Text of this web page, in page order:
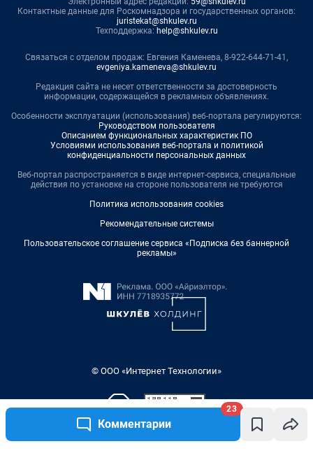
Комментарии
23
Контактные данные для Роскомнадзора и государственных органов:
juristekat@shkulev.ru
Техподдержка: help@shkulev.ru
Связаться с отделом продаж: Евгения Каменева, 8-922-644-71-41,
evgeniya.kameneva@shkulev.ru
Редакция сайта не несет ответственности за достоверность
информации, содержащейся в рекламных объявлениях.
Особенности эксплуатации (использования) веб-портала регулируются:
Руководством пользователя
Описанием функциональных характеристик ПО
Условиями использования веб-портала и политикой
конфиденциальности персональных данных
Веб-портал распространяется в виде интернет-сервиса, специальные
действия по установке на стороне пользователя не требуются
Политика использования cookies
Рекомендательные системы
Пользовательское соглашение сервиса «Подписка без баннерной
рекламы»
© ООО «Интернет Технологии»